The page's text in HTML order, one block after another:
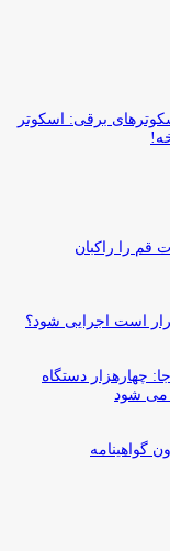
برقی: اسکوتر
قم را راکبان
است اجرایی شود؟
چهارهزار دستگاه
می شود
گواهینامه